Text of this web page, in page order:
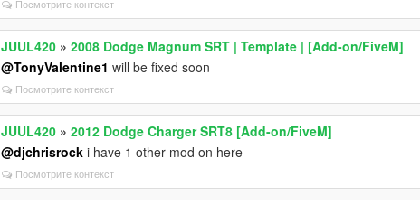
Посмотрите контекст
JUUL420 »2008 Dodge Magnum SRT | Template | [Add-on/FiveM]
@TonyValentine1 will be fixed soon
Посмотрите контекст
JUUL420 »2012 Dodge Charger SRT8 [Add-on/FiveM]
@djchrisrock i have 1 other mod on here
Посмотрите контекст